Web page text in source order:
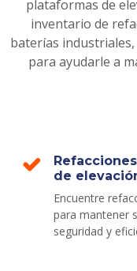
plataformas de
inventario de
baterías industriales,
para ayudarle a
de
Encuentre
para mantener
seguridad y